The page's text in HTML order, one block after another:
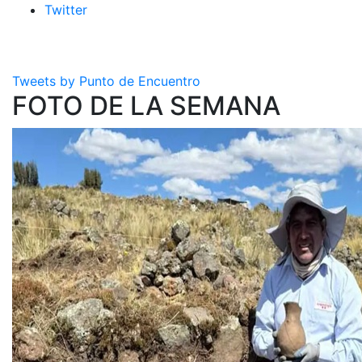
Twitter
Tweets by Punto de Encuentro
FOTO DE LA SEMANA